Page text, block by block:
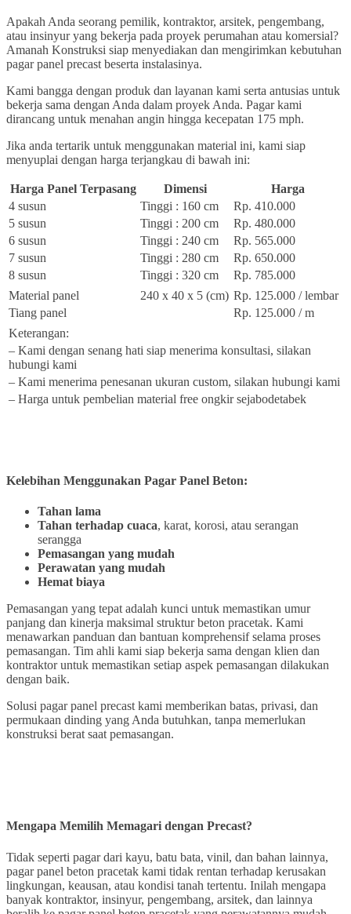
Apakah Anda seorang pemilik, kontraktor, arsitek, pengembang,
atau insinyur yang bekerja pada proyek perumahan atau komersial?
Amanah Konstruksi siap menyediakan dan mengirimkan kebutuhan
pagar panel precast beserta instalasinya.
Kami bangga dengan produk dan layanan kami serta antusias untuk
bekerja sama dengan Anda dalam proyek Anda. Pagar kami
dirancang untuk menahan angin hingga kecepatan 175 mph.
Jika anda tertarik untuk menggunakan material ini, kami siap
menyuplai dengan harga terjangkau di bawah ini:
Harga Panel Terpasang Dimensi
Harga
4 susun
Tinggi : 160 cm
Rp. 410.000
5 susun
Tinggi : 200 cm
Rp. 480.000
6 susun
Tinggi : 240 cm
Rp. 565.000
7 susun
Tinggi : 280 cm
Rp. 650.000
8 susun
Tinggi : 320 cm
Rp. 785.000
Material panel
240 x 40 x 5 (cm) Rp. 125.000 / lembar
Tiang panel
Rp. 125.000 / m
Keterangan:
– Kami dengan senang hati siap menerima konsultasi, silakan
hubungi kami
– Kami menerima penesanan ukuran custom, silakan hubungi kami
– Harga untuk pembelian material free ongkir sejabodetabek
Kelebihan Menggunakan Pagar Panel Beton:
Tahan lama
Tahan terhadap cuaca, karat, korosi, atau serangan
serangga
Pemasangan yang mudah
Perawatan yang mudah
Hemat biaya
Pemasangan yang tepat adalah kunci untuk memastikan umur
panjang dan kinerja maksimal struktur beton pracetak. Kami
menawarkan panduan dan bantuan komprehensif selama proses
pemasangan. Tim ahli kami siap bekerja sama dengan klien dan
kontraktor untuk memastikan setiap aspek pemasangan dilakukan
dengan baik.
Solusi pagar panel precast kami memberikan batas, privasi, dan
permukaan dinding yang Anda butuhkan, tanpa memerlukan
konstruksi berat saat pemasangan.
Mengapa Memilih Memagari dengan Precast?
Tidak seperti pagar dari kayu, batu bata, vinil, dan bahan lainnya,
pagar panel beton pracetak kami tidak rentan terhadap kerusakan
lingkungan, keausan, atau kondisi tanah tertentu. Inilah mengapa
banyak kontraktor, insinyur, pengembang, arsitek, dan lainnya